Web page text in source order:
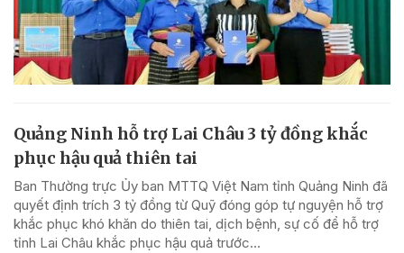
Quảng Ninh hỗ trợ Lai Châu 3 tỷ đồng khắc
phục hậu quả thiên tai
Ban Thường trực Ủy ban MTTQ Việt Nam tỉnh Quảng Ninh đã
quyết định trích 3 tỷ đồng từ Quỹ đóng góp tự nguyện hỗ trợ
khắc phục khó khăn do thiên tai, dịch bệnh, sự cố để hỗ trợ
tỉnh Lai Châu khắc phục hậu quả trước...